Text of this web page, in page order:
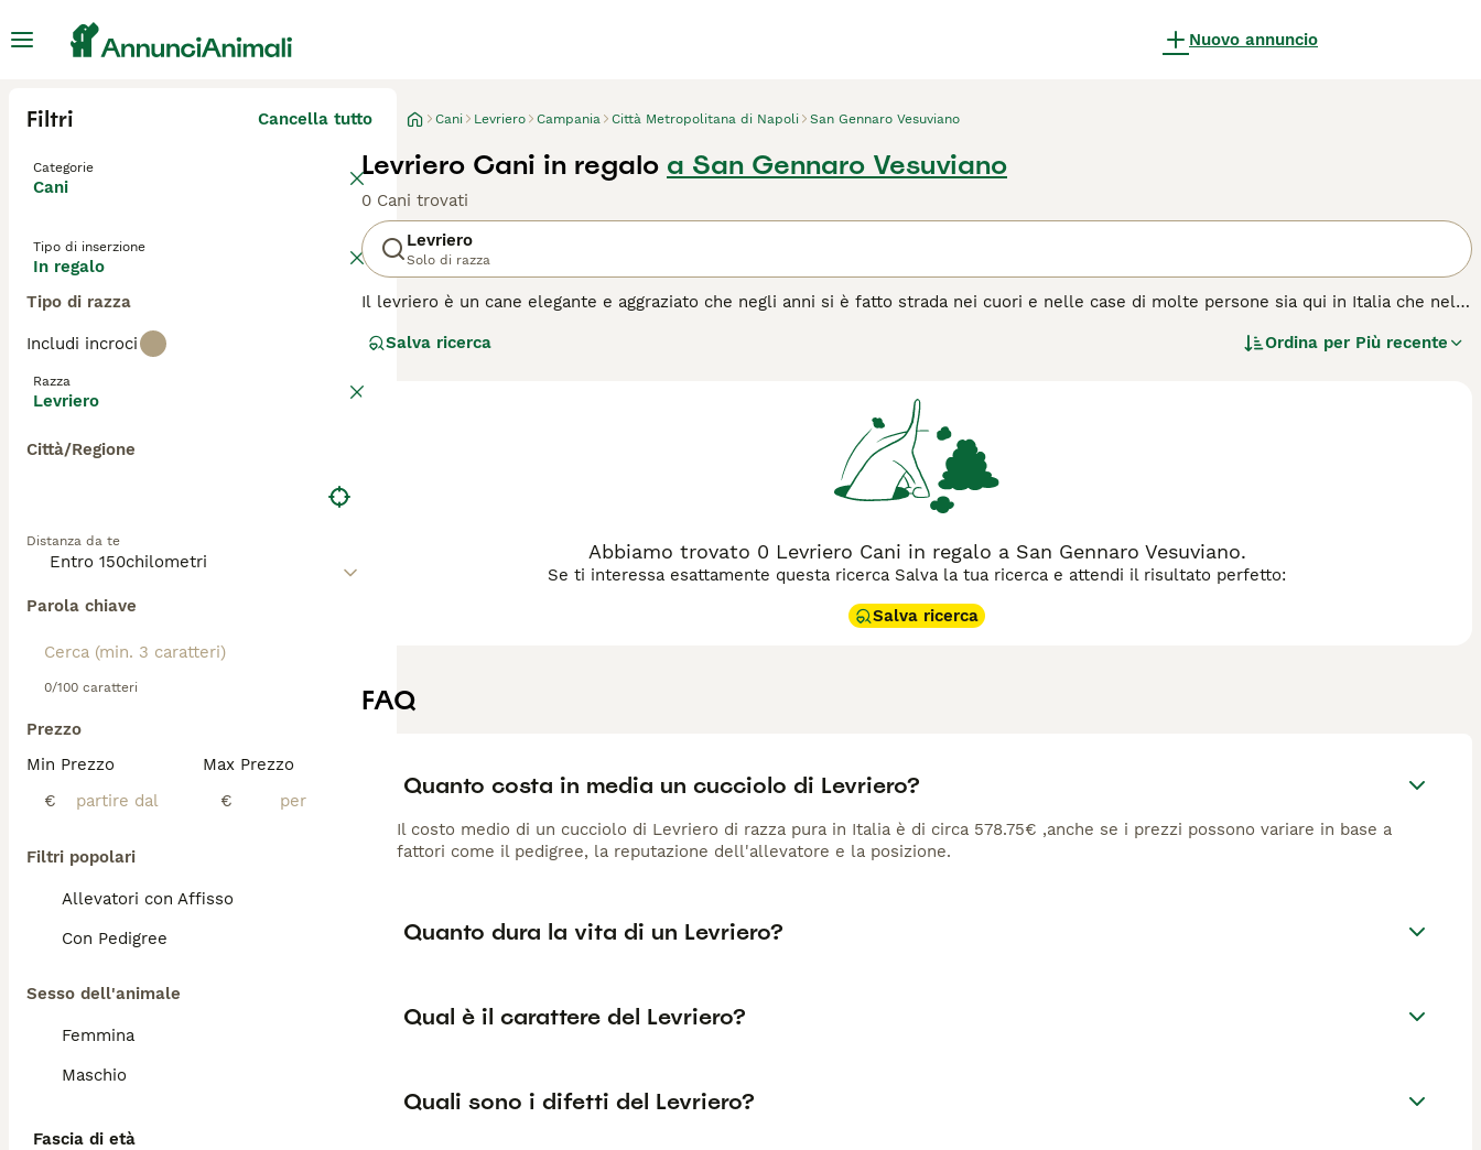
Nuovo annuncio
Filtri Cancella tutto
Categorie
Cani
Tipo di inserzione
In regalo
Tipo di razza
Includi incroci
Razza
Levriero
Città/Regione
Distanza da te
Parola chiave
0/100 caratteri
Prezzo
Min Prezzo
€
Max Prezzo
€
Filtri popolari
Allevatori con Affisso
Con Pedigree
Sesso dell'animale
Femmina
Maschio
Fascia di età
Cani Levriero Campania Città Metropolitana di Napoli San Gennaro Vesuviano
Levriero Cani in regalo a San Gennaro Vesuviano
0 Cani trovati
Levriero
Solo di razza
Il levriero è un cane elegante e aggraziato che negli anni si è fatto strada nei cuori e nelle case di molte persone sia qui in Italia che nel
rendendoli degli eccellenti compagni.
Leggi la
Salva ricerca Ordina per Più recente
Abbiamo trovato 0 Levriero Cani in regalo a San Gennaro Vesuviano.
Se ti interessa esattamente questa ricerca Salva la tua ricerca e attendi il risultato perfetto:
Salva ricerca
FAQ
Quanto costa in media un cucciolo di Levriero?
Il costo medio di un cucciolo di Levriero di razza pura in Italia è di circa 578.75€ ,anche se i prezzi possono variare in base a
fattori come il pedigree, la reputazione dell'allevatore e la posizione.
Quanto dura la vita di un Levriero?
Qual è il carattere del Levriero?
Quali sono i difetti del Levriero?